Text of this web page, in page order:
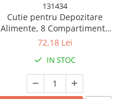
131434
Cutie pentru Depozitare
Alimente, 8 Compartimente
cu Capac, Material PET+PP, 29
72,18 Lei
IN STOC